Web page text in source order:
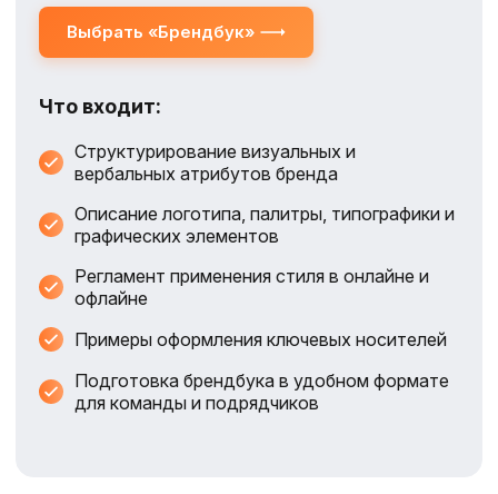
Выбрать «Брендбук»
Что входит:
Структурирование визуальных и
вербальных атрибутов бренда
Описание логотипа, палитры, типографики и
графических элементов
Регламент применения стиля в онлайне и
офлайне
Примеры оформления ключевых носителей
Подготовка брендбука в удобном формате
для команды и подрядчиков